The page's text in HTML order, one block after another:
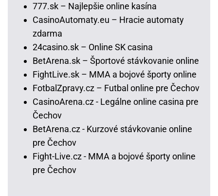
777.sk – Najlepšie online kasína
CasinoAutomaty.eu – Hracie automaty
zdarma
24casino.sk – Online SK casina
BetArena.sk – Športové stávkovanie online
FightLive.sk – MMA a bojové športy online
FotbalZpravy.cz – Futbal online pre Čechov
CasinoArena.cz - Legálne online casina pre
Čechov
BetArena.cz - Kurzové stávkovanie online
pre Čechov
Fight-Live.cz - MMA a bojové športy online
pre Čechov